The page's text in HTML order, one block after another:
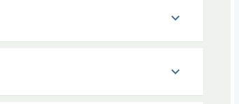
expand_more
expand_more